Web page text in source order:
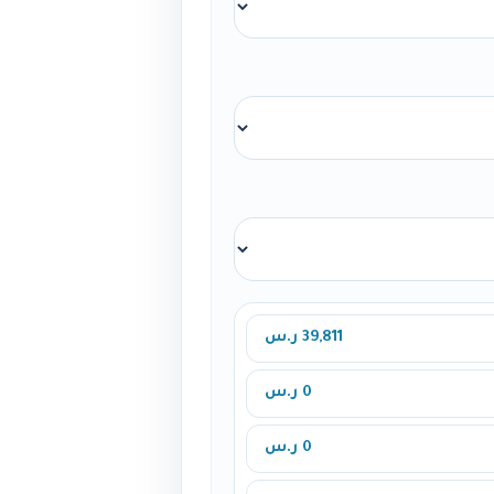
39,811 ر.س
0 ر.س
0 ر.س